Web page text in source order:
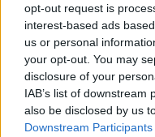
opt-out request is
interest-based ads
us or personal
your opt-out. You may
disclosure of your
IAB’s list of
also be disclosed by us
Downstream Participants